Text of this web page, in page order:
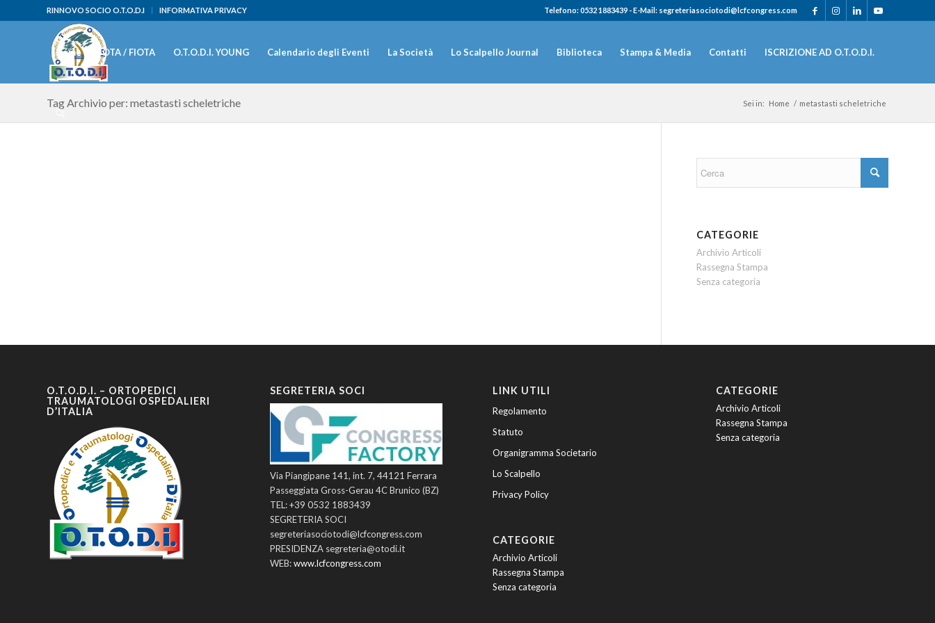
RINNOVO SOCIO O.T.O.D.I INFORMATIVA PRIVACY Telefono: 0532 1883439 - E-Mail: segreteriasociotodi@lcfcongress.com
Home IOTA / FIOTA O.T.O.D.I. YOUNG Calendario degli Eventi La Società Lo Scalpello Journal Biblioteca Stampa & Media Contatti ISCRIZIONE AD O.T.O.D.I.
Tag Archivio per: metastasti scheletriche Sei in: Home / metastasti scheletriche
CATEGORIE
Archivio Articoli
Rassegna Stampa
Senza categoria
O.T.O.D.I. – ORTOPEDICI
TRAUMATOLOGI OSPEDALIERI
D’ITALIA
SEGRETERIA SOCI
Via Piangipane 141, int. 7, 44121 Ferrara
Passeggiata Gross-Gerau 4C Brunico (BZ)
TEL: +39 0532 1883439
SEGRETERIA SOCI
segreteriasociotodi@lcfcongress.com
PRESIDENZA segreteria@otodi.it
WEB:www.lcfcongress.com
LINK UTILI
Regolamento
Statuto
Organigramma Societario
Lo Scalpello
Privacy Policy
CATEGORIE
Archivio Articoli
Rassegna Stampa
Senza categoria
CATEGORIE
Archivio Articoli
Rassegna Stampa
Senza categoria